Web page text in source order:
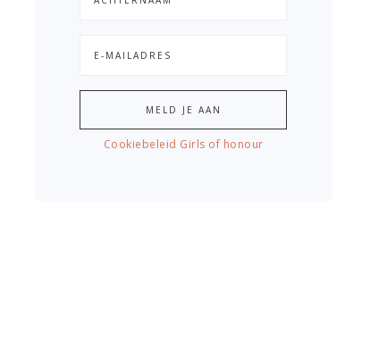
Cookiebeleid Girls of honour